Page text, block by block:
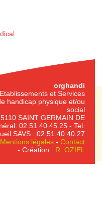
orghandi
Etablissements et Services
handicap physique et/ou
social
SAINT GERMAIN DE
02.51.40.45.25 - Tel.
SAVS : 02.51.40.40.27
Mentions légales- Contact
- Création : R. OZIEL